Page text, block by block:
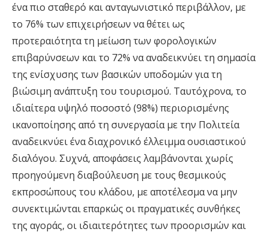
ένα πιο σταθερό και ανταγωνιστικό περιβάλλον, με
το 76% των επιχειρήσεων να θέτει ως
προτεραιότητα τη μείωση των φορολογικών
επιβαρύνσεων και το 72% να αναδεικνύει τη σημασία
της ενίσχυσης των βασικών υποδομών για τη
βιώσιμη ανάπτυξη του τουρισμού. Ταυτόχρονα, το
ιδιαίτερα υψηλό ποσοστό (98%) περιορισμένης
ικανοποίησης από τη συνεργασία με την Πολιτεία
αναδεικνύει ένα διαχρονικό έλλειμμα ουσιαστικού
διαλόγου. Συχνά, αποφάσεις λαμβάνονται χωρίς
προηγούμενη διαβούλευση με τους θεσμικούς
εκπροσώπους του κλάδου, με αποτέλεσμα να μην
συνεκτιμώνταιεπαρκώς οι πραγματικές συνθήκες
της αγοράς, οι ιδιαιτερότητες των προορισμών και